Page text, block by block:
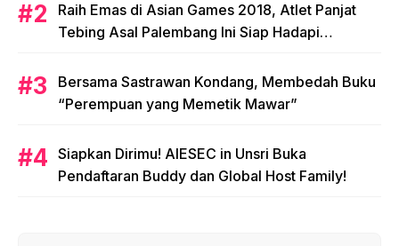
Raih Emas di Asian Games 2018, Atlet Panjat
Tebing Asal Palembang Ini Siap Hadapi
Bersama Sastrawan Kondang, Membedah Buku
“Perempuan yang Memetik Mawar”
Siapkan Dirimu! AIESEC in Unsri Buka
Pendaftaran Buddy dan Global Host Family!